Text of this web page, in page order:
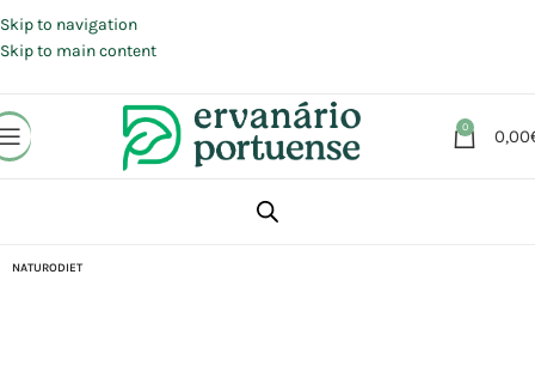
Skip to navigation
Skip to main content
0 0,00
Suplementos alimentares
NATURODIET